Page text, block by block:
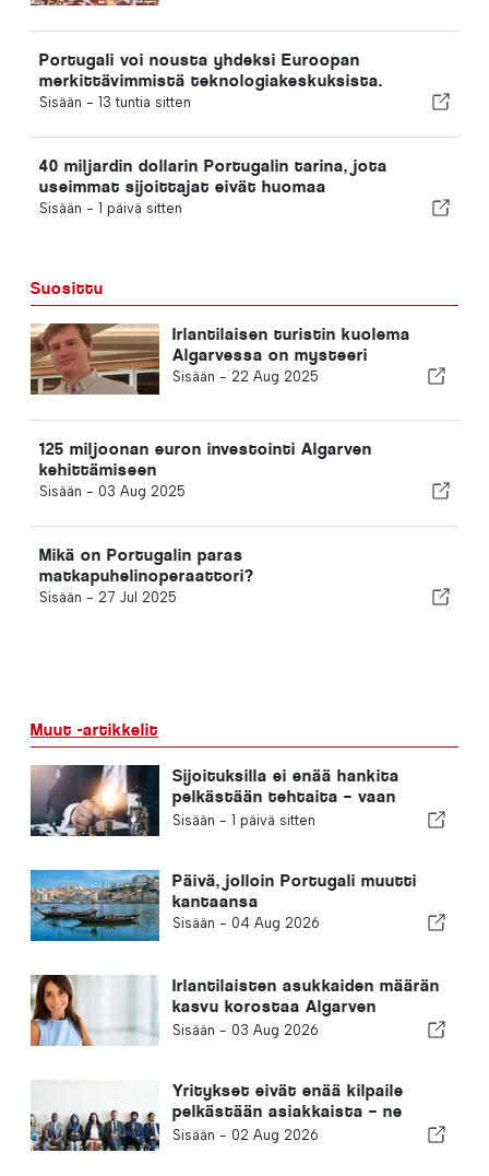
Portugali voi nousta yhdeksi Euroopan
merkittävimmistä teknologiakeskuksista.
Sisään - 13 tuntia sitten
40 miljardin dollarin Portugalin tarina, jota
useimmat sijoittajat eivät huomaa
Sisään - 1 päivä sitten
Suosittu
Irlantilaisen turistin kuolema
Algarvessa on mysteeri
Sisään - 22 Aug 2025
125 miljoonan euron investointi Algarven
kehittämiseen
Sisään - 03 Aug 2025
Mikä on Portugalin paras
matkapuhelinoperaattori?
Sisään - 27 Jul 2025
Muut -artikkelit
Sijoituksilla ei enää hankita
pelkästään tehtaita – vaan
tietoa
Sisään - 1 päivä sitten
Päivä, jolloin Portugali muutti
kantaansa
Sisään - 04 Aug 2026
Irlantilaisten asukkaiden määrän
kasvu korostaa Algarven
muuttumista ympärivuotiseksi
Sisään - 03 Aug 2026
Yritykset eivät enää kilpaile
pelkästään asiakkaista – ne
kilpailevat osaavasta
Sisään - 02 Aug 2026